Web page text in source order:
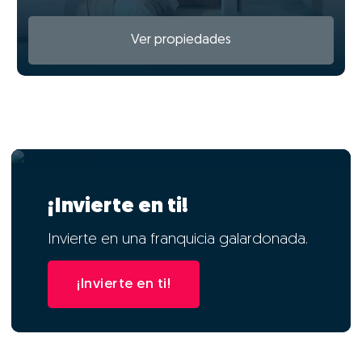
Ver propiedades
¡Invierte en ti!
Invierte en una franquicia galardonada.
¡Invierte en ti!